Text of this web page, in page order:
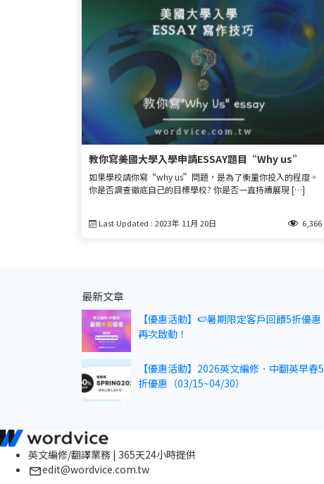
教你寫美國大學入學申請ESSAY題目“Why us”
如果學校請你寫“why us”問題，是為了衡量你投入的程度。
你是否調查徹底自己的目標學校? 你是否一直持續展現 […]
Last Updated : 2023年 11月 20日 6,366
最新文章
【優惠活動】🍉暑期限定客戶回饋5折優惠
再次啟動！
【優惠活動】2026英文編修．中翻英早春5
折優惠（03/15~04/30）
英文編修/翻譯業務 | 365天24小時提供
edit@wordvice.com.tw